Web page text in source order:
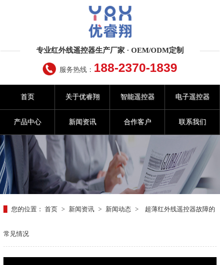
专业红外线遥控器生产厂家 · OEM/ODM定制
服务热线： 188-2370-1839
首页 关于优睿翔 智能遥控器 电子遥控器
产品中心 新闻资讯 合作客户 联系我们
您的位置： 首页 > 新闻资讯 > 新闻动态 > 超薄红外线遥控器故障的
常见情况